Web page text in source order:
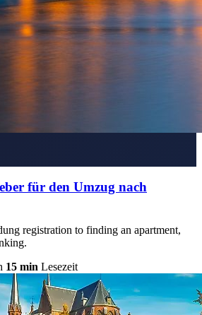
für den Umzug nach
registration to finding an apartment,
15 min Lesezeit